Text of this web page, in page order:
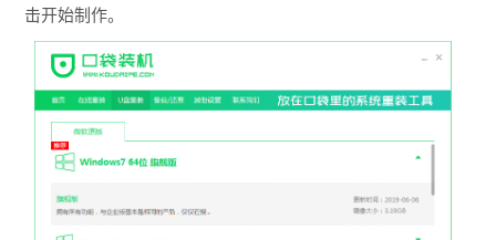
击开始制作。